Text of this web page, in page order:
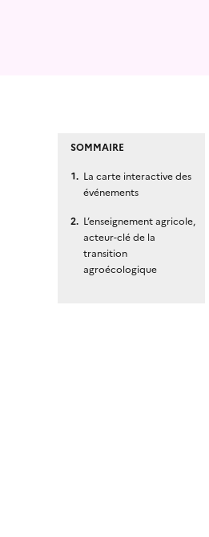
SOMMAIRE
La carte interactive des
événements
L’enseignement agricole,
acteur-clé de la
transition
agroécologique